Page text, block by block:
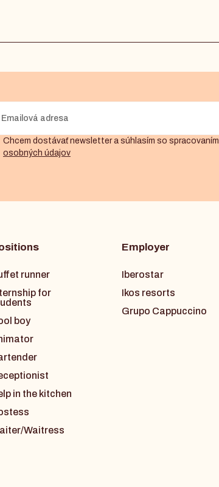
Chcem dostávať newsletter a súhlasím so spracovaním
osobných údajov
runner
for
boy
in the kitchen
Waitress
Employer
Iberostar
Ikos resorts
Grupo Cappuccino